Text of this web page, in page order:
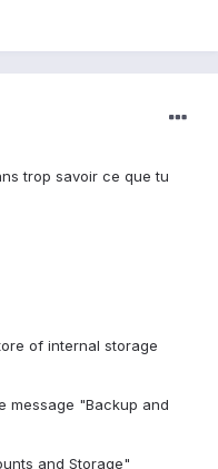
trop savoir ce que tu
of internal storage
message "Backup and
and Storage"